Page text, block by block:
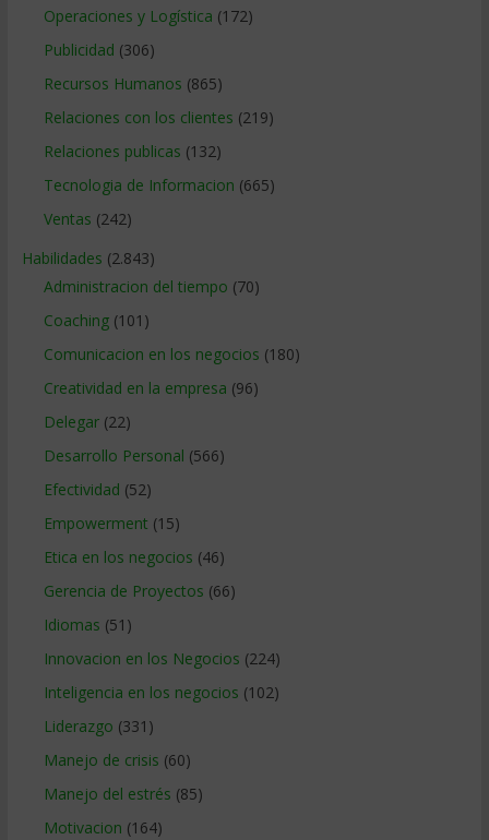
Operaciones y Logística (172)
Publicidad (306)
Recursos Humanos (865)
Relaciones con los clientes (219)
Relaciones publicas (132)
Tecnologia de Informacion (665)
Ventas (242)
Habilidades (2.843)
Administracion del tiempo (70)
Coaching(101)
Comunicacion en los negocios (180)
Creatividad en la empresa (96)
Delegar(22)
Desarrollo Personal (566)
Efectividad (52)
Empowerment (15)
Etica en los negocios (46)
Gerencia de Proyectos (66)
Idiomas (51)
Innovacion en los Negocios (224)
Inteligencia en los negocios (102)
Liderazgo (331)
Manejo de crisis (60)
Manejo del estrés (85)
Motivacion (164)